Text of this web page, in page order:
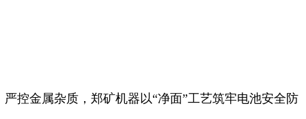
严控金属杂质，郑矿机器以“净面”工艺筑牢电池安全防